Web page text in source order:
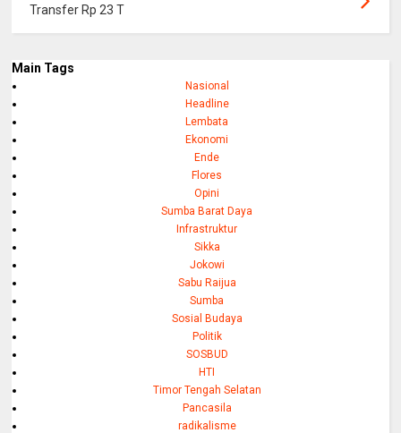
Transfer Rp 23 T
Main Tags
Nasional
Headline
Lembata
Ekonomi
Ende
Flores
Opini
Sumba Barat Daya
Infrastruktur
Sikka
Jokowi
Sabu Raijua
Sumba
Sosial Budaya
Politik
SOSBUD
HTI
Timor Tengah Selatan
Pancasila
radikalisme